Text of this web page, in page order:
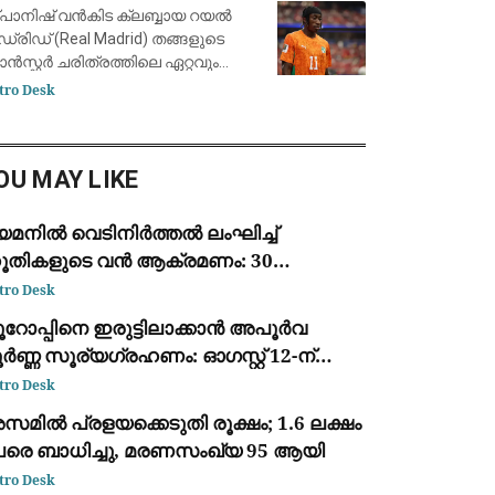
ബെർണബ്യൂവിൽ
വൻകിട ക്ലബ്ബായ റയൽ
(Real Madrid) തങ്ങളുടെ
ചരിത്രത്തിലെ ഏറ്റവും
തുക നൽകി ഐവറി കോസ്റ്റ്
Desk
MAY LIKE
വെടിനിർത്തൽ ലംഘിച്ച്
വൻ ആക്രമണം: 30
കൊല്ലപ്പെട്ടു; 2022-ന്
ഏറ്റവും വലിയ ഏറ്റുമുട്ടൽ
Desk
ഇരുട്ടിലാക്കാൻ അപൂർവ
സൂര്യഗ്രഹണം: ഓഗസ്റ്റ് 12-ന്
പ്രകൃതിയുടെ വിസ്മയക്കാഴ്ച
Desk
പ്രളയക്കെടുതി രൂക്ഷം; 1.6 ലക്ഷം
ബാധിച്ചു, മരണസംഖ്യ 95 ആയി
Desk